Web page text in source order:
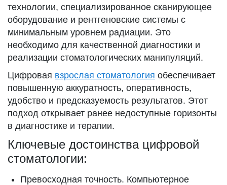
технологии, специализированное сканирующее
оборудование и рентгеновские системы с
минимальным уровнем радиации. Это
необходимо для качественной диагностики и
реализации стоматологических манипуляций.
Цифровая взрослая стоматология обеспечивает
повышенную аккуратность, оперативность,
удобство и предсказуемость результатов. Этот
подход открывает ранее недоступные горизонты
в диагностике и терапии.
Ключевые достоинства цифровой
стоматологии:
Превосходная точность. Компьютерное